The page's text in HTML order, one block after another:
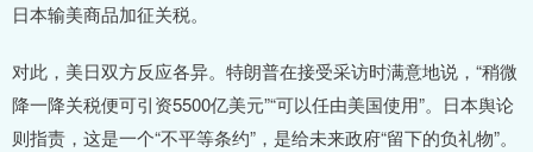
日本输美商品加征关税。
对此，美日双方反应各异。特朗普在接受采访时满意地说，“稍微
降一降关税便可引资5500亿美元”“可以任由美国使用”。日本舆论
则指责，这是一个“不平等条约”，是给未来政府“留下的负礼物”。